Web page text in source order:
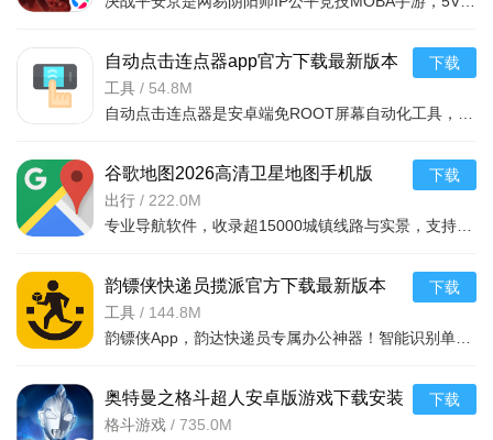
自动点击连点器app官方下载最新版本
v3.8.5安卓版
工具 / 54.8M
下载
谷歌地图2026高清卫星地图手机版
v26.13.06官方版
出行 / 222.0M
下载
韵镖侠快递员揽派官方下载最新版本
v8.93.3官方最新安卓版
工具 / 144.8M
下载
奥特曼之格斗超人安卓版游戏下载安装
v14.0.0官方版
格斗游戏 / 735.0M
下载